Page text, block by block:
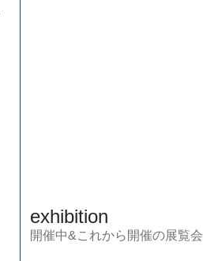
exhibition
開催中&これから開催の展覧会